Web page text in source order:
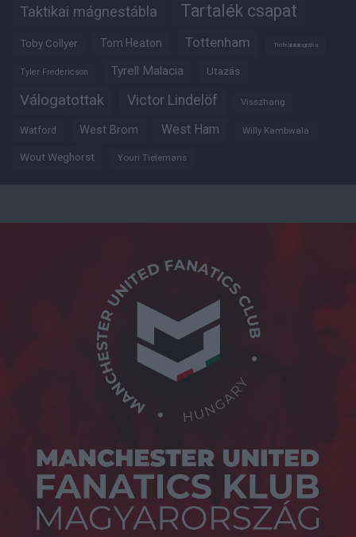
Taktikai mágnestábla Tartalék csapat
Toby Collyer Tom Heaton Tottenham Trófeabibliográfia
Tyler Fredericson Tyrell Malacia Utazás
Válogatottak Victor Lindelöf Visszhang
Watford West Brom West Ham Willy Kambwala
Wout Weghorst Youri Tielemans